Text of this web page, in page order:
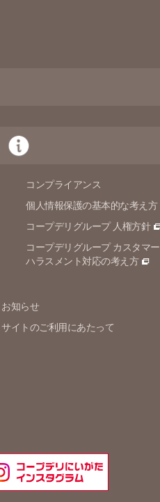
コンプライアンス
個人情報保護の基本的な考え方
コープデリグループ 人権方針
コープデリグループ カスタマー
ハラスメント対応の考え方
お知らせ
サイトのご利用にあたって